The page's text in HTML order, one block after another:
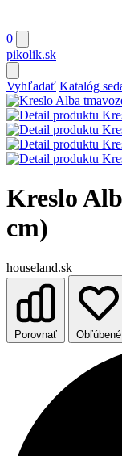
0
pikolik.sk
Vyhľadať Katalóg
Kreslo
cm)
houseland.sk
Porovnať Obľúbené